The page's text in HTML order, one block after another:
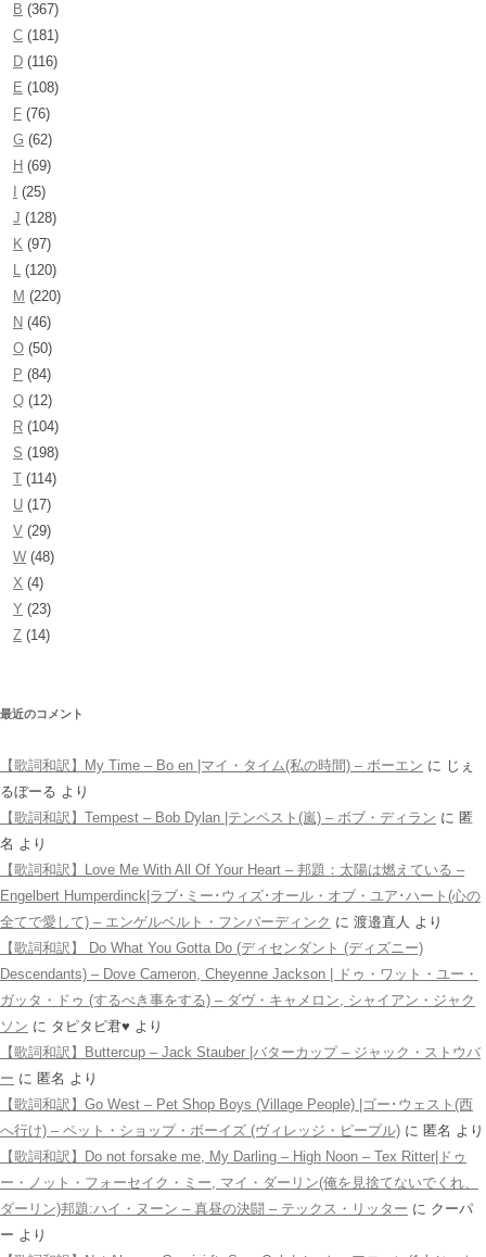
B (367)
C (181)
D (116)
E (108)
F (76)
G (62)
H (69)
(25)
J (128)
K (97)
L (120)
M (220)
N (46)
O (50)
P (84)
Q (12)
R (104)
S (198)
T (114)
U (17)
V (29)
W (48)
X (4)
Y (23)
Z (14)
最近のコメント
【歌詞和訳】My Time – Bo en |マイ・タイム(私の時間) – ボーエン に じぇ
るぼーる より
【歌詞和訳】Tempest – Bob Dylan |テンペスト(嵐) – ボブ・ディラン に 匿
名 より
【歌詞和訳】Love Me With All Of Your Heart – 邦題：太陽は燃えている –
Engelbert Humperdinck|ラブ･ミー･ウィズ･オール・オブ・ユア･ハート(心の
全てで愛して) – エンゲルベルト・フンパーディンク に 渡邉直人 より
【歌詞和訳】 Do What You Gotta Do (ディセンダント (ディズニー)
Descendants) – Dove Cameron, Cheyenne Jackson | ドゥ・ワット・ユー・
ガッタ・ドゥ (するべき事をする) – ダヴ・キャメロン, シャイアン・ジャク
ソン に タピタピ君♥️ より
【歌詞和訳】Buttercup – Jack Stauber |バターカップ – ジャック・ストウバ
ー に 匿名 より
【歌詞和訳】Go West – Pet Shop Boys (Village People) |ゴー･ウェスト(西
へ行け) – ペット・ショップ・ボーイズ (ヴィレッジ・ピープル) に 匿名 より
【歌詞和訳】Do not forsake me, My Darling – High Noon – Tex Ritter|ドゥ
ー・ノット・フォーセイク・ミー, マイ・ダーリン(俺を見捨てないでくれ、
ダーリン)邦題:ハイ・ヌーン – 真昼の決闘 – テックス・リッター に クーパ
ー より